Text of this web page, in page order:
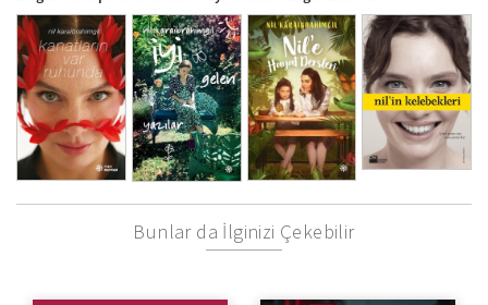
Bunlar da İlginizi Çekebilir